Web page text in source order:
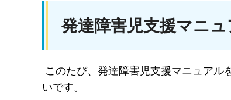
発達障害児支援マニ
このたび、発達障害児支援マニュアル
いです。